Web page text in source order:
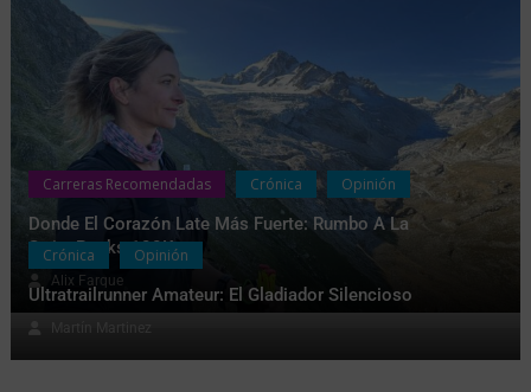
Carreras Recomendadas Crónica Opinión
Donde El Corazón Late Más Fuerte: Rumbo A La
SwissPeaks 100K
Alix Farque
Crónica Opinión
Ultratrailrunner Amateur: El Gladiador Silencioso
Martín Martinez